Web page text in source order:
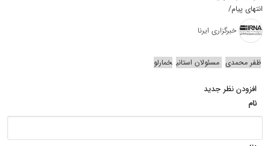
انتهای پیام/
خبرگزاری ایرنا
ظفر محمدی مسئولان استانی خمارلو
افزودن نظر جدید
نام